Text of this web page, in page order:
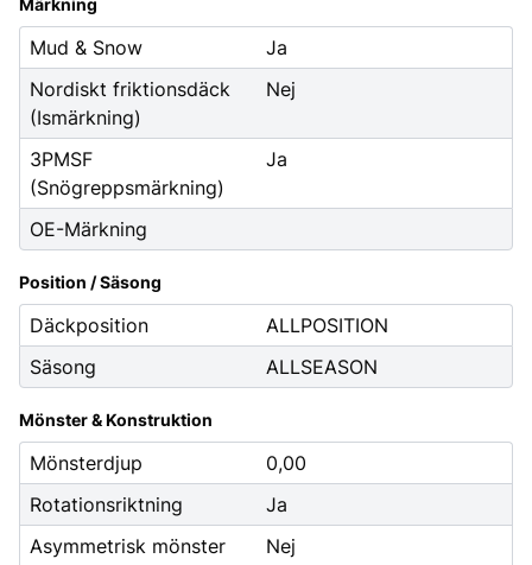
Märkning
Mud & Snow
Ja
Nordiskt friktionsdäck
(Ismärkning)
Nej
3PMSF
(Snögreppsmärkning)
Ja
OE-Märkning
Position / Säsong
Däckposition
ALLPOSITION
Säsong
ALLSEASON
Mönster & Konstruktion
Mönsterdjup
0,00
Rotationsriktning
Ja
Asymmetrisk mönster
Nej